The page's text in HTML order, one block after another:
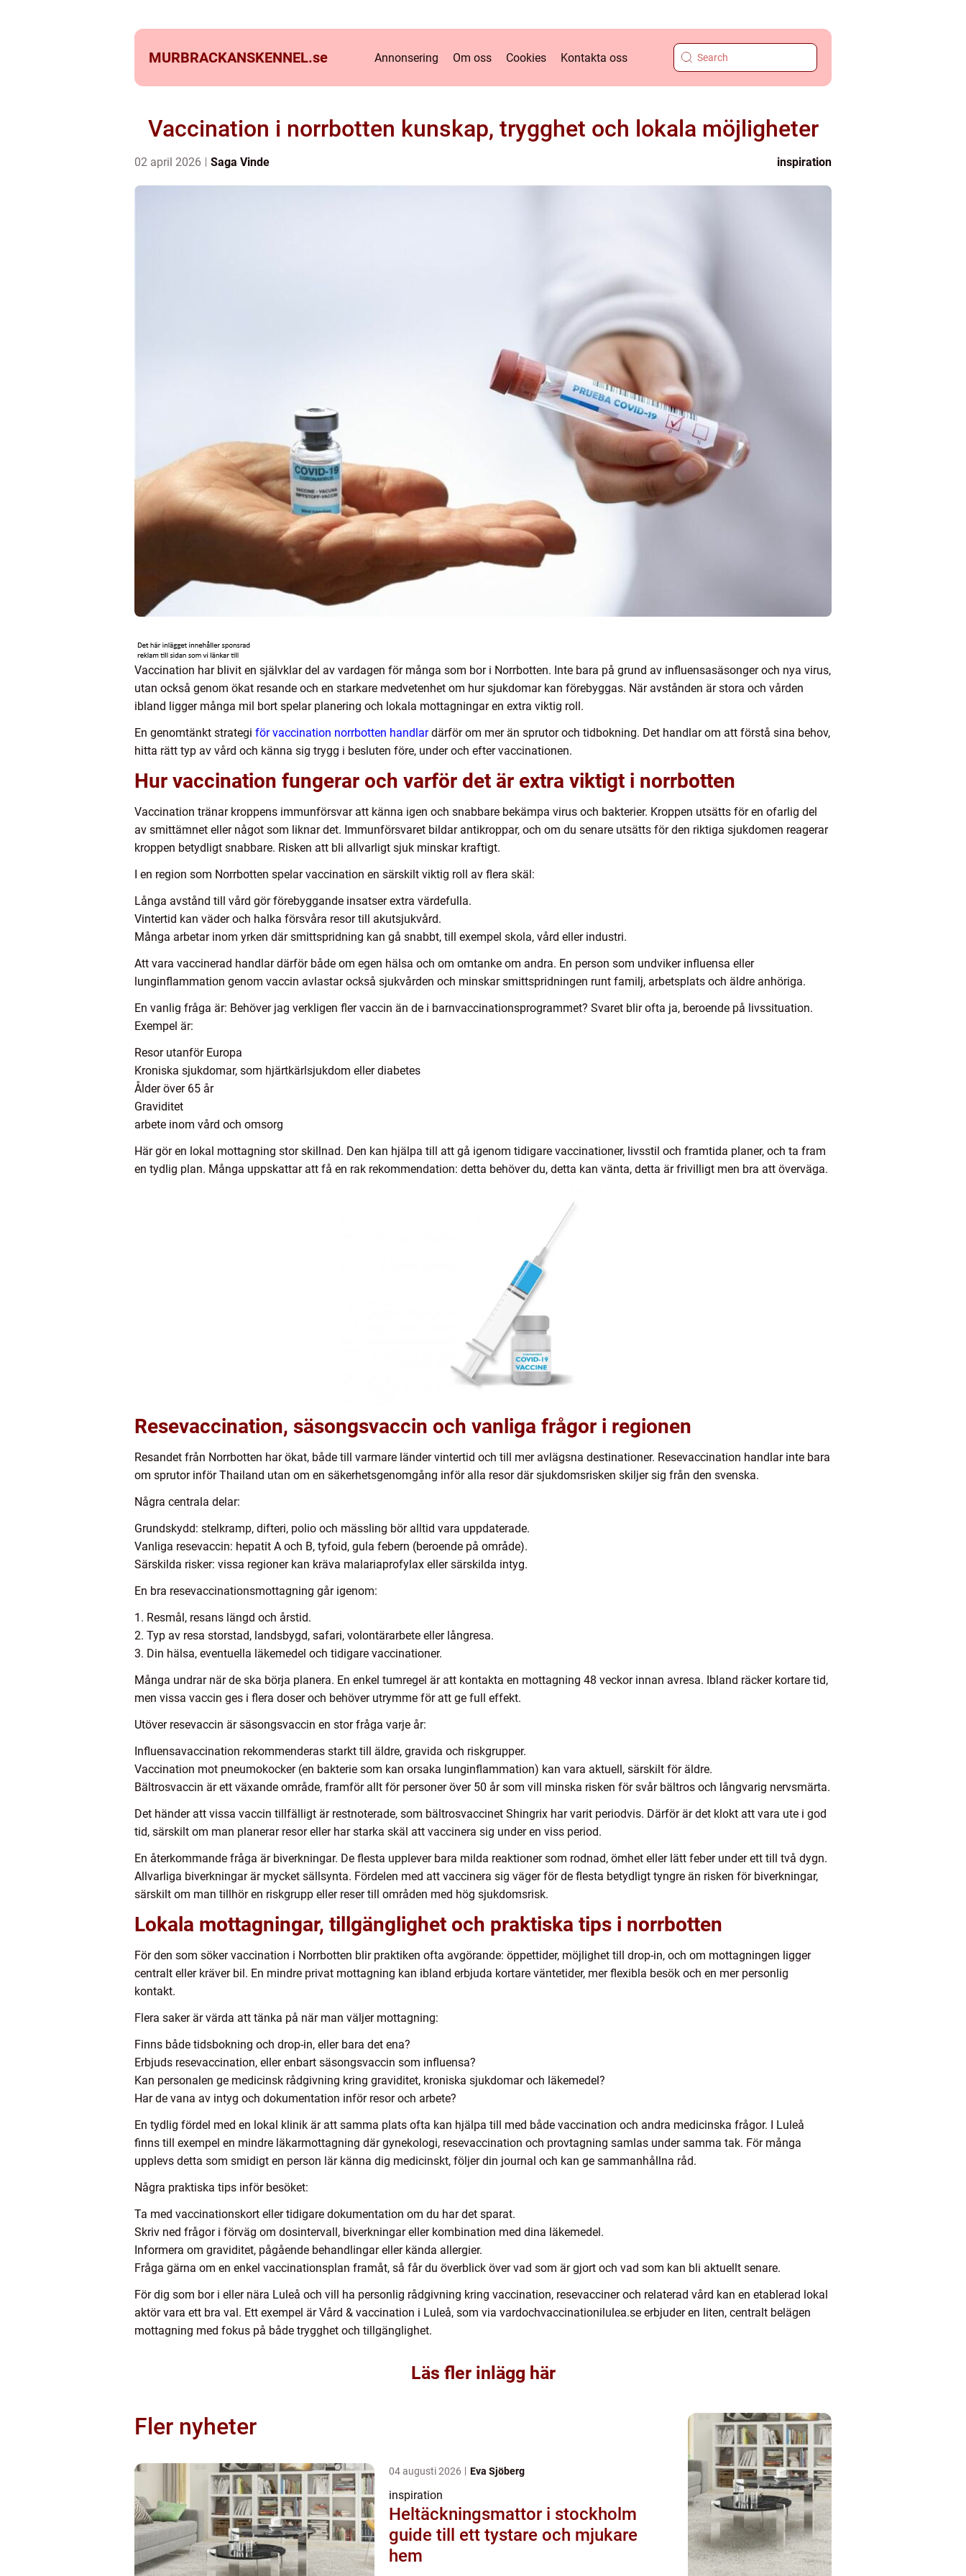
MURBRACKANSKENNEL.se Annonsering Om oss Cookies Kontakta oss
Vaccination i norrbotten kunskap, trygghet och lokala möjligheter
02 april 2026 Saga Vinde inspiration
Vaccination har blivit en självklar del av vardagen för många som bor i Norrbotten. Inte bara på grund av influensasäsonger och nya virus,
utan också genom ökat resande och en starkare medvetenhet om hur sjukdomar kan förebyggas. När avstånden är stora och vården
ibland ligger många mil bort spelar planering och lokala mottagningar en extra viktig roll.
En genomtänkt strategi för vaccination norrbotten handlardärför om mer än sprutor och tidbokning. Det handlar om att förstå sina behov,
hitta rätt typ av vård och känna sig trygg i besluten före, under och efter vaccinationen.
Hur vaccination fungerar och varför det är extra viktigt i norrbotten
Vaccination tränar kroppens immunförsvar att känna igen och snabbare bekämpa virus och bakterier. Kroppen utsätts för en ofarlig del
av smittämnet eller något som liknar det. Immunförsvaret bildar antikroppar, och om du senare utsätts för den riktiga sjukdomen reagerar
kroppen betydligt snabbare. Risken att bli allvarligt sjuk minskar kraftigt.
I en region som Norrbotten spelar vaccination en särskilt viktig roll av flera skäl:
Långa avstånd till vård gör förebyggande insatser extra värdefulla.
Vintertid kan väder och halka försvåra resor till akutsjukvård.
Många arbetar inom yrken där smittspridning kan gå snabbt, till exempel skola, vård eller industri.
Att vara vaccinerad handlar därför både om egen hälsa och om omtanke om andra. En person som undviker influensa eller
lunginflammation genom vaccin avlastar också sjukvården och minskar smittspridningen runt familj, arbetsplats och äldre anhöriga.
En vanlig fråga är: Behöver jag verkligen fler vaccin än de i barnvaccinationsprogrammet? Svaret blir ofta ja, beroende på livssituation.
Exempel är:
Resor utanför Europa
Kroniska sjukdomar, som hjärtkärlsjukdom eller diabetes
Ålder över 65 år
Graviditet
arbete inom vård och omsorg
Här gör en lokal mottagning stor skillnad. Den kan hjälpa till att gå igenom tidigare vaccinationer, livsstil och framtida planer, och ta fram
en tydlig plan. Många uppskattar att få en rak rekommendation: detta behöver du, detta kan vänta, detta är frivilligt men bra att överväga.
Resevaccination, säsongsvaccin och vanliga frågor i regionen
Resandet från Norrbotten har ökat, både till varmare länder vintertid och till mer avlägsna destinationer. Resevaccination handlar inte bara
om sprutor inför Thailand utan om en säkerhetsgenomgång inför alla resor där sjukdomsrisken skiljer sig från den svenska.
Några centrala delar:
Grundskydd: stelkramp, difteri, polio och mässling bör alltid vara uppdaterade.
Vanliga resevaccin: hepatit A och B, tyfoid, gula febern (beroende på område).
Särskilda risker: vissa regioner kan kräva malariaprofylax eller särskilda intyg.
En bra resevaccinationsmottagning går igenom:
1. Resmål, resans längd och årstid.
2. Typ av resa storstad, landsbygd, safari, volontärarbete eller långresa.
3. Din hälsa, eventuella läkemedel och tidigare vaccinationer.
Många undrar när de ska börja planera. En enkel tumregel är att kontakta en mottagning 48 veckor innan avresa. Ibland räcker kortare tid,
men vissa vaccin ges i flera doser och behöver utrymme för att ge full effekt.
Utöver resevaccin är säsongsvaccin en stor fråga varje år:
Influensavaccination rekommenderas starkt till äldre, gravida och riskgrupper.
Vaccination mot pneumokocker (en bakterie som kan orsaka lunginflammation) kan vara aktuell, särskilt för äldre.
Bältrosvaccin är ett växande område, framför allt för personer över 50 år som vill minska risken för svår bältros och långvarig nervsmärta.
Det händer att vissa vaccin tillfälligt är restnoterade, som bältrosvaccinet Shingrix har varit periodvis. Därför är det klokt att vara ute i god
tid, särskilt om man planerar resor eller har starka skäl att vaccinera sig under en viss period.
En återkommande fråga är biverkningar. De flesta upplever bara milda reaktioner som rodnad, ömhet eller lätt feber under ett till två dygn.
Allvarliga biverkningar är mycket sällsynta. Fördelen med att vaccinera sig väger för de flesta betydligt tyngre än risken för biverkningar,
särskilt om man tillhör en riskgrupp eller reser till områden med hög sjukdomsrisk.
Lokala mottagningar, tillgänglighet och praktiska tips i norrbotten
För den som söker vaccination i Norrbotten blir praktiken ofta avgörande: öppettider, möjlighet till drop-in, och om mottagningen ligger
centralt eller kräver bil. En mindre privat mottagning kan ibland erbjuda kortare väntetider, mer flexibla besök och en mer personlig
kontakt.
Flera saker är värda att tänka på när man väljer mottagning:
Finns både tidsbokning och drop-in, eller bara det ena?
Erbjuds resevaccination, eller enbart säsongsvaccin som influensa?
Kan personalen ge medicinsk rådgivning kring graviditet, kroniska sjukdomar och läkemedel?
Har de vana av intyg och dokumentation inför resor och arbete?
En tydlig fördel med en lokal klinik är att samma plats ofta kan hjälpa till med både vaccination och andra medicinska frågor. I Luleå
finns till exempel en mindre läkarmottagning där gynekologi, resevaccination och provtagning samlas under samma tak. För många
upplevs detta som smidigt en person lär känna dig medicinskt, följer din journal och kan ge sammanhållna råd.
Några praktiska tips inför besöket:
Ta med vaccinationskort eller tidigare dokumentation om du har det sparat.
Skriv ned frågor i förväg om dosintervall, biverkningar eller kombination med dina läkemedel.
Informera om graviditet, pågående behandlingar eller kända allergier.
Fråga gärna om en enkel vaccinationsplan framåt, så får du överblick över vad som är gjort och vad som kan bli aktuellt senare.
För dig som bor i eller nära Luleå och vill ha personlig rådgivning kring vaccination, resevacciner och relaterad vård kan en etablerad lokal
aktör vara ett bra val. Ett exempel är Vård & vaccination i Luleå, som via vardochvaccinationilulea.se erbjuder en liten, centralt belägen
mottagning med fokus på både trygghet och tillgänglighet.
Läs fler inlägg här
Fler nyheter
04 augusti 2026 Eva Sjöberg
inspiration
Heltäckningsmattor i stockholm
guide till ett tystare och mjukare
hem